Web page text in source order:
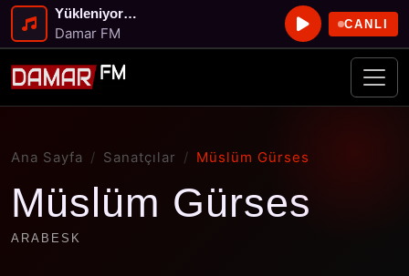
Yükleniyor…
Damar FM
CANLI
Ana Sayfa Sanatçılar Müslüm Gürses
Müslüm Gürses
ARABESK